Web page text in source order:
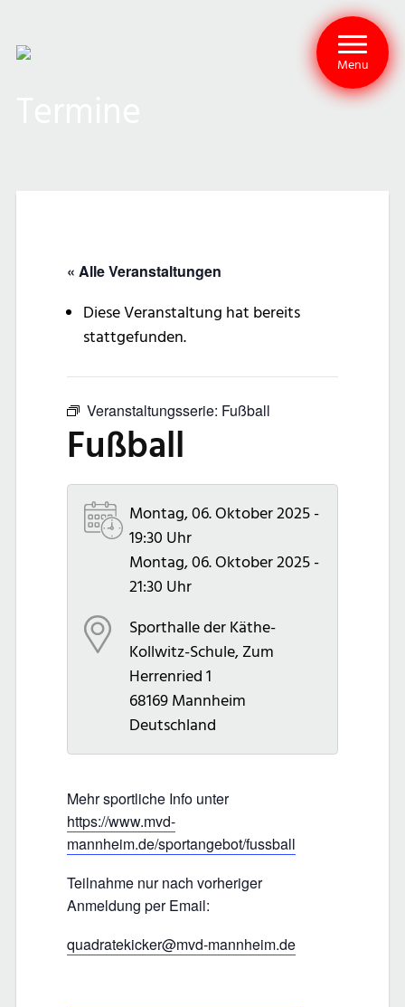
Menu
« Alle Veranstaltungen
Diese Veranstaltung hat bereits
stattgefunden.
Veranstaltungsserie: Fußball
Fußball
Montag, 06. Oktober 2025 -
19:30 Uhr
Montag, 06. Oktober 2025 -
21:30 Uhr
Sporthalle der Käthe-
Kollwitz-Schule, Zum
Herrenried 1
68169 Mannheim
Deutschland
Mehr sportliche Info unter
https://www.mvd-
mannheim.de/sportangebot/fussball
Teilnahme nur nach vorheriger
Anmeldung per Email:
quadratekicker@mvd-mannheim.de